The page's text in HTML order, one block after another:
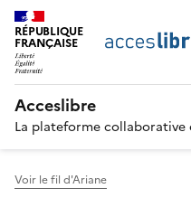
RÉPUBLIQUE
FRANÇAISE
Acceslibre
La plateforme collaborative
Voir le fil d'Ariane